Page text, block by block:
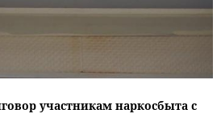
участникам наркосбыта с